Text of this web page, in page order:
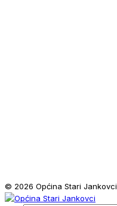
© 2026 Općina Stari Jankovci